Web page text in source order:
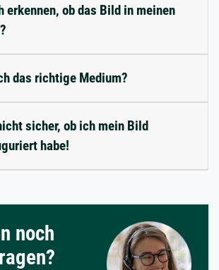
erkennen, ob das Bild in meinen
das richtige Medium?
sicher, ob ich mein Bild
habe!
noch